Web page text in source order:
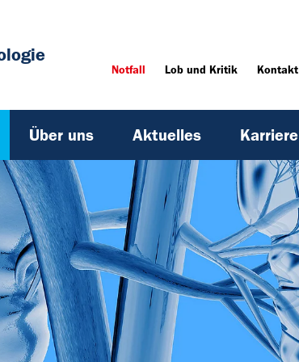
Notfall Lob und Kritik Kontakt
Über uns Aktuelles Karriere